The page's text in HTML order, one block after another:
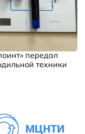
передал
техники